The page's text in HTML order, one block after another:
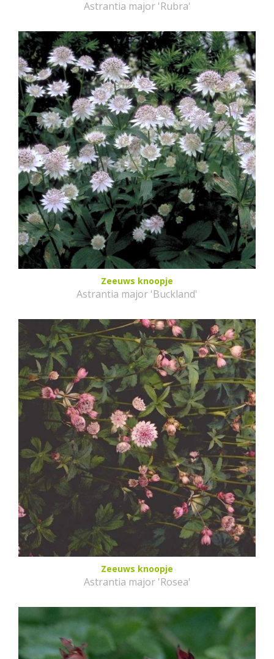
Astrantia major 'Rubra'
Zeeuws knoopje
Astrantia major 'Buckland'
Zeeuws knoopje
Astrantia major 'Rosea'